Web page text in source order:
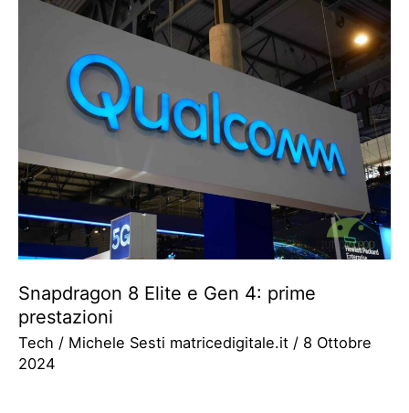
Snapdragon 8 Elite e Gen 4: prime
prestazioni
Tech / Michele Sesti matricedigitale.it / 8 Ottobre
2024